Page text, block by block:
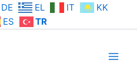
DE EL IT
KK
ES TR